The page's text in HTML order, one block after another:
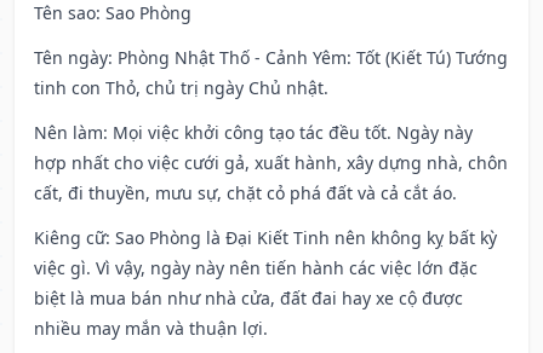
Tên sao: Sao Phòng
Tên ngày: Phòng Nhật Thố - Cảnh Yêm: Tốt (Kiết Tú) Tướng
tinh con Thỏ, chủ trị ngày Chủ nhật.
Nên làm: Mọi việc khởi công tạo tác đều tốt. Ngày này
hợp nhất cho việc cưới gả, xuất hành, xây dựng nhà, chôn
cất, đi thuyền, mưu sự, chặt cỏ phá đất và cả cắt áo.
Kiêng cữ: Sao Phòng là Đại Kiết Tinh nên không kỵ bất kỳ
việc gì. Vì vậy, ngày này nên tiến hành các việc lớn đặc
biệt là mua bán như nhà cửa, đất đai hay xe cộ được
nhiều may mắn và thuận lợi.